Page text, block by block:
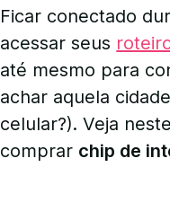
Ficar conectado
acessar seus
até mesmo para
achar aquela
celular?). Veja
comprar chip de